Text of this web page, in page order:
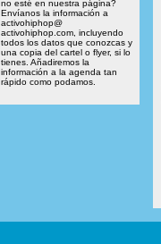
no esté en nuestra página?
Envíanos la información a
activohiphop@
activohiphop.com, incluyendo
todos los datos que conozcas y
una copia del cartel o flyer, si lo
tienes. Añadiremos la
información a la agenda tan
rápido como podamos.